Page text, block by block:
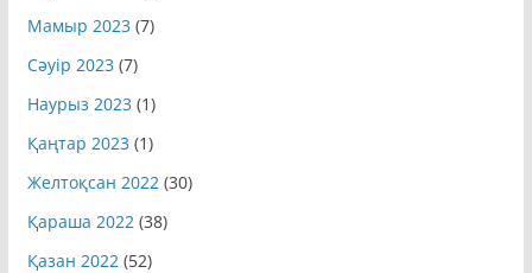
Мамыр 2023 (7)
Сәуір 2023 (7)
Наурыз 2023 (1)
Қаңтар 2023 (1)
Желтоқсан 2022(30)
Қараша 2022(38)
Қазан 2022(52)